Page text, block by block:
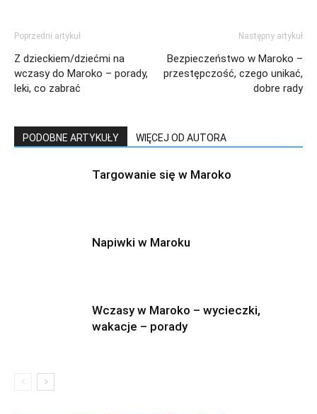
Poprzedni artykuł
Z dzieckiem/dziećmi na
wczasy do Maroko – porady,
leki, co zabrać
Następny artykuł
Bezpieczeństwo w Maroko –
przestępczość, czego unikać,
dobre rady
PODOBNE ARTYKUŁY WIĘCEJ OD AUTORA
Targowanie się w Maroko
Napiwki w Maroku
Wczasy w Maroko – wycieczki,
wakacje – porady